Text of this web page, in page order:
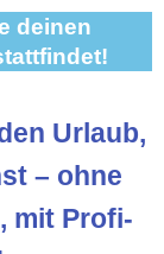
deinen
Urlaub,
– ohne
mit Profi-